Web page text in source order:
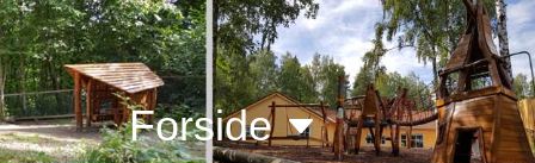
Forside